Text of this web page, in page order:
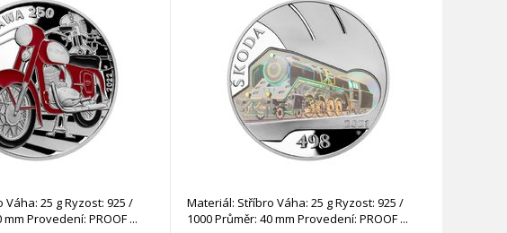
25 g Ryzost: 925 /
mm Provedení: PROOF
Materiál: Stříbro Váha: 25 g Ryzost: 925 /
1000 Průměr: 40 mm Provedení: PROOF